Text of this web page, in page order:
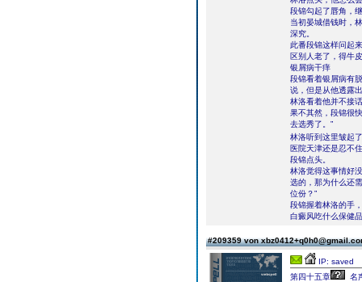
段锦勾起了唇角，
当初晏城借钱时，
深究。
此番段锦这样问起
区别人老了，得牛
银屑病干痒
段锦看着银屑病有
说，但是从他透露
林洛看着他并不接
果不其然，段锦很
去选秀了。”
林洛听到这里皱起
医院天津还是忍不
段锦点头。
林洛觉得这事情好
选的，那为什么还
位份？”
段锦握着林洛的手
白癜风吃什么保健
#209359 von
IP: saved
第四十五章
名